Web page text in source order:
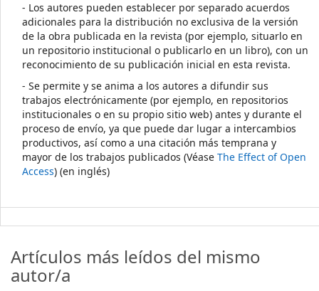
- Los autores pueden establecer por separado acuerdos
adicionales para la distribución no exclusiva de la versión
de la obra publicada en la revista (por ejemplo, situarlo en
un repositorio institucional o publicarlo en un libro), con un
reconocimiento de su publicación inicial en esta revista.
- Se permite y se anima a los autores a difundir sus
trabajos electrónicamente (por ejemplo, en repositorios
institucionales o en su propio sitio web) antes y durante el
proceso de envío, ya que puede dar lugar a intercambios
productivos, así como a una citación más temprana y
mayor de los trabajos publicados (Véase The Effect of Open
Access) (en inglés)
Artículos más leídos del mismo
autor/a